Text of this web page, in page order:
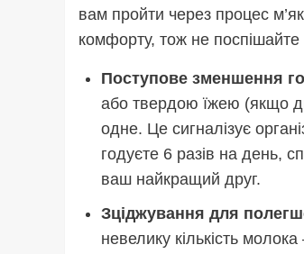
вам пройти через процес
комфорту, тож не
Поступове зменшення
або твердою їжею (якщо
одне. Це сигналізує
годуєте 6 разів на день,
ваш найкращий друг.
Зціджування для
невелику кількість